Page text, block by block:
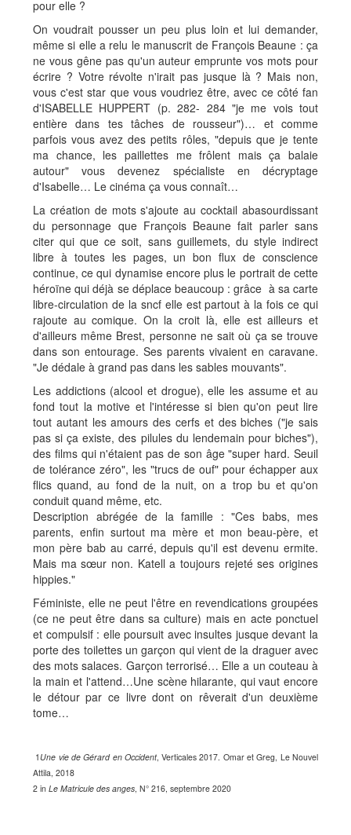
pour elle ?
On voudrait pousser un peu plus loin et lui demander,
même si elle a relu le manuscrit de François Beaune : ça
ne vous gêne pas qu'un auteur emprunte vos mots pour
écrire ? Votre révolte n'irait pas jusque là ? Mais non,
vous c'est star que vous voudriez être, avec ce côté fan
d'ISABELLE HUPPERT (p. 282- 284 "je me vois tout
entière dans tes tâches de rousseur")… et comme
parfois vous avez des petits rôles, "depuis que je tente
ma chance, les paillettes me frôlent mais ça balaie
autour" vous devenez spécialiste en décryptage
d'Isabelle… Le cinéma ça vous connaît…
La création de mots s'ajoute au cocktail abasourdissant
du personnage que François Beaune fait parler sans
citer qui que ce soit, sans guillemets, du style indirect
libre à toutes les pages, un bon flux de conscience
continue, ce qui dynamise encore plus le portrait de cette
héroïne qui déjà se déplace beaucoup : grâce à sa carte
libre-circulation de la sncf elle est partout à la fois ce qui
rajoute au comique. On la croit là, elle est ailleurs et
d'ailleurs même Brest, personne ne sait où ça se trouve
dans son entourage. Ses parents vivaient en caravane.
"Je dédale à grand pas dans les sables mouvants".
Les addictions (alcool et drogue), elle les assume et au
fond tout la motive et l'intéresse si bien qu'on peut lire
tout autant les amours des cerfs et des biches ("je sais
pas si ça existe, des pilules du lendemain pour biches"),
des films qui n'étaient pas de son âge "super hard. Seuil
de tolérance zéro", les "trucs de ouf" pour échapper aux
flics quand, au fond de la nuit, on a trop bu et qu'on
conduit quand même, etc.
Description abrégée de la famille : "Ces babs, mes
parents, enfin surtout ma mère et mon beau-père, et
mon père bab au carré, depuis qu'il est devenu ermite.
Mais ma sœur non. Katell a toujours rejeté ses origines
hippies."
Féministe, elle ne peut l'être en revendications groupées
(ce ne peut être dans sa culture) mais en acte ponctuel
et compulsif : elle poursuit avec insultes jusque devant la
porte des toilettes un garçon qui vient de la draguer avec
des mots salaces. Garçon terrorisé… Elle a un couteau à
la main et l'attend…Une scène hilarante, qui vaut encore
le détour par ce livre dont on rêverait d'un deuxième
tome…
1Une vie de Gérard en Occident, Verticales 2017. Omar et Greg, Le Nouvel
Attila, 2018
2 in Le Matricule des anges , N° 216, septembre 2020